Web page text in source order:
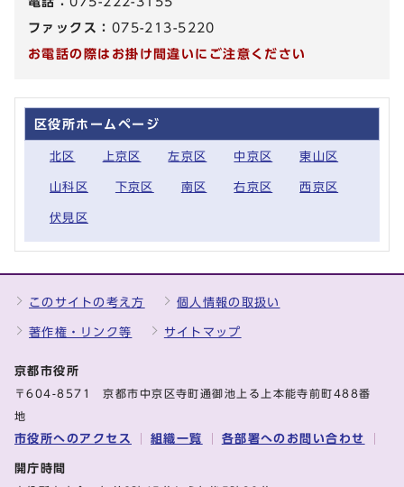
ファックス： 075-213-5220
お電話の際はお掛け間違いにご注意ください
区役所ホームページ
北区 上京区 左京区 中京区 東山区
山科区 下京区 南区 右京区 西京区
伏見区
このサイトの考え方 個人情報の取扱い
著作権・リンク等 サイトマップ
京都市役所
〒604-8571 京都市中京区寺町通御池上る上本能寺前町488番
地
市役所へのアクセス 組織一覧 各部署へのお問い合わせ
開庁時間